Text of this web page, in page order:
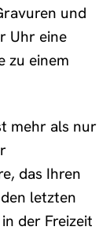
und
Uhr eine
zu einem
mehr als nur
das Ihren
letzten
der Freizeit